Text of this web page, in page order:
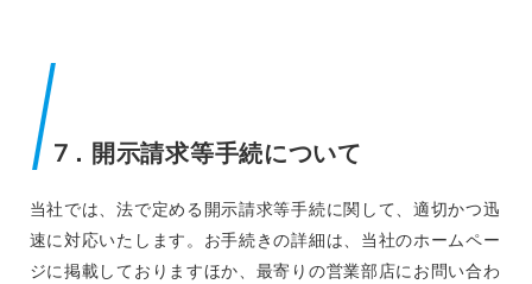
7．開示請求等手続について
当社では、法で定める開示請求等手続に関して、適切かつ迅
速に対応いたします。お手続きの詳細は、当社のホームペー
ジに掲載しておりますほか、最寄りの営業部店にお問い合わ